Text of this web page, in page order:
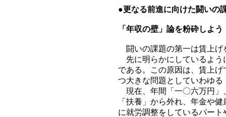
●更なる前進に向けた闘いの
「年収の壁」論を粉砕しよう
闘いの課題の第一は賃上げ
先に明らかにしているよう
である。この原因は、賃上
つ大きな問題としていわゆ
現在、年間「一〇六万円」
「扶養」から外れ、年金や
に就労調整をしているパー